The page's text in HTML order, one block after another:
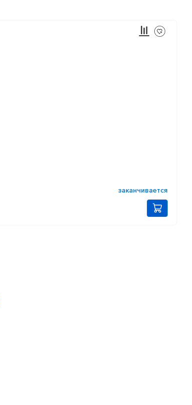
заканчивается